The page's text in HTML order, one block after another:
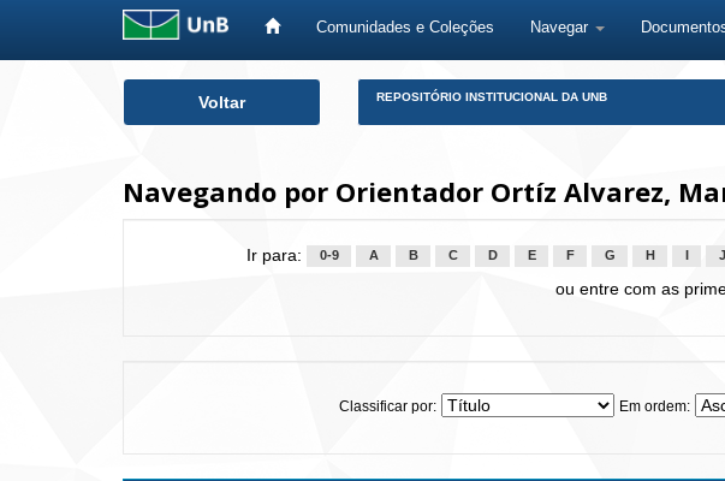
Comunidades e Coleções Navegar
Voltar REPOSITÓRIO INSTITUCIONAL DA UNB
Navegando por Orientador Ortíz Alvarez,
Ir para: 0-9 A B C D E F G H J
ou entre com as
Classificar por: Em ordem: